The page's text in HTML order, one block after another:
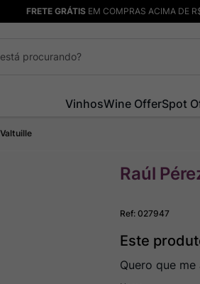
FRETE GRÁTISEM COMPRAS ACIMA DE
VinhosWine OfferSpot
Raúl
Ref:027947
Este
Quero que